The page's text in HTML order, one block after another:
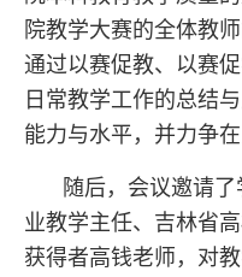
院教学大赛的全体教
通过以赛促教、以赛
日常教学工作的总结
能力与水平，并力争
随后，会议邀请
业教学主任、吉林省
获得者高钱老师，对